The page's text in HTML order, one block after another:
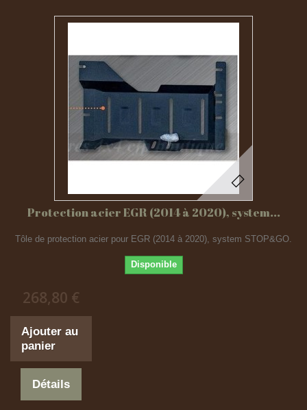
Protection acier EGR (2014 à 2020), system...
Tôle de protection acier pour EGR (2014 à 2020), system STOP&GO.
Disponible
268,80 €
Ajouter au
panier
Détails